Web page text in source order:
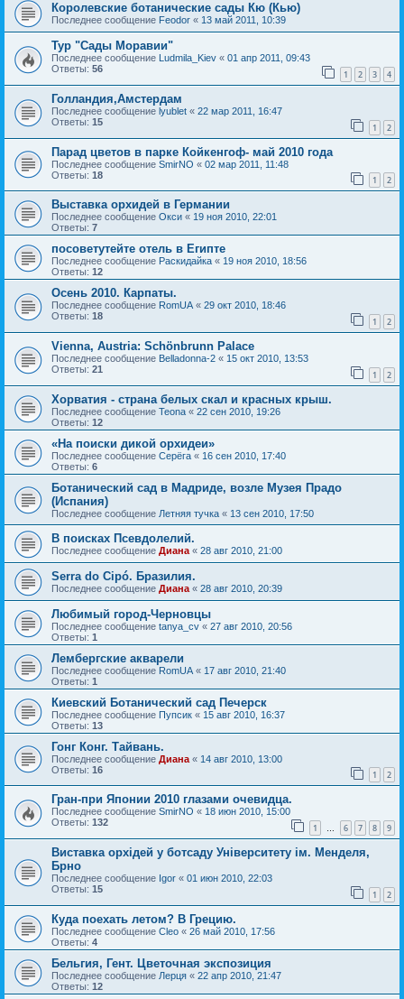
Королевские ботанические сады Кю (Кью)
Последнее сообщение Feodor « 13 май 2011, 10:39
Тур "Сады Моравии"
Последнее сообщение Ludmila_Kiev « 01 апр 2011, 09:43
Ответы: 56 1 2 3 4
Голландия,Амстердам
Последнее сообщение lyublet « 22 мар 2011, 16:47
Ответы: 15 1 2
Парад цветов в парке Койкенгоф- май 2010 года
Последнее сообщение SmirNO « 02 мар 2011, 11:48
Ответы: 18 1 2
Выставка орхидей в Германии
Последнее сообщение Окси « 19 ноя 2010, 22:01
Ответы: 7
посоветутейте отель в Египте
Последнее сообщение Раскидайка « 19 ноя 2010, 18:56
Ответы: 12
Осень 2010. Карпаты.
Последнее сообщение RomUA« 29 окт 2010, 18:46
Ответы: 18 1 2
Vienna, Austria: Schönbrunn Palace
Последнее сообщение Belladonna-2 « 15 окт 2010, 13:53
Ответы: 21 1 2
Хорватия - страна белых скал и красных крыш.
Последнее сообщение Teona « 22 сен 2010, 19:26
Ответы: 12
«На поиски дикой орхидеи»
Последнее сообщение Серёга « 16 сен 2010, 17:40
Ответы: 6
Ботанический сад в Мадриде, возле Музея Прадо
(Испания)
Последнее сообщение Летняя тучка « 13 сен 2010, 17:50
В поисках Псевдолелий.
Последнее сообщение Диана « 28 авг 2010, 21:00
Serra do Cipó. Бразилия.
Последнее сообщение Диана « 28 авг 2010, 20:39
Любимый город-Черновцы
Последнее сообщение tanya_cv « 27 авг 2010, 20:56
Ответы: 1
Лембергские акварели
Последнее сообщение RomUA « 17 авг 2010, 21:40
Ответы: 1
Киевский Ботанический сад Печерск
Последнее сообщение Пупсик « 15 авг 2010, 16:37
Ответы: 13
Гонг Конг. Тайвань.
Последнее сообщение Диана « 14 авг 2010, 13:00
Ответы: 16 1 2
Гран-при Японии 2010 глазами очевидца.
Последнее сообщение SmirNO « 18 июн 2010, 15:00
Ответы: 132 1 … 6 7 8 9
Виставка орхідей у ботсаду Університету ім. Менделя,
Брно
Последнее сообщение Igor « 01 июн 2010, 22:03
Ответы: 15 1 2
Куда поехать летом? В Грецию.
Последнее сообщение Cleo « 26 май 2010, 17:56
Ответы: 4
Бельгия, Гент. Цветочная экспозиция
Последнее сообщение Лерця « 22 апр 2010, 21:47
Ответы: 12